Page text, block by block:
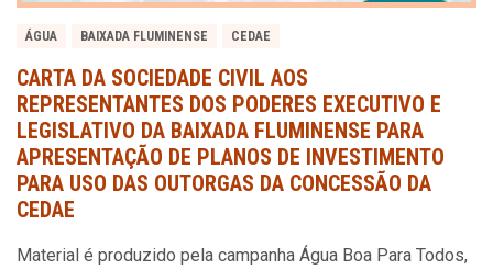
ÁGUA BAIXADA FLUMINENSE CEDAE
CARTA DA SOCIEDADE CIVIL AOS
REPRESENTANTES DOS PODERES EXECUTIVO E
LEGISLATIVO DA BAIXADA FLUMINENSE PARA
APRESENTAÇÃO DE PLANOS DE INVESTIMENTO
PARA USO DAS OUTORGAS DA CONCESSÃO DA
CEDAE
Material é produzido pela campanha Água Boa Para Todos,